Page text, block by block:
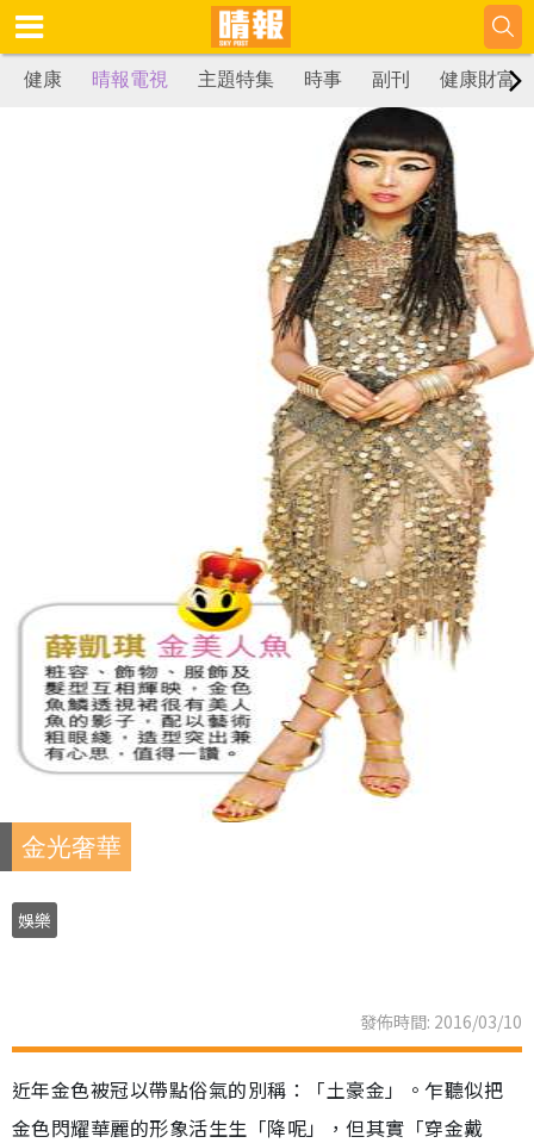
健康 晴報電視 主題特集 時事 副刊 健康財富
金光奢華
娛樂
發佈時間: 2016/03/10
近年金色被冠以帶點俗氣的別稱：「土豪金」。乍聽似把
金色閃耀華麗的形象活生生「降呢」，但其實「穿金戴